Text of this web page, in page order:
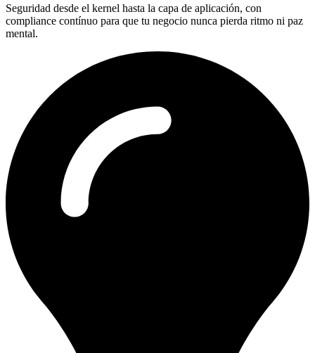
Seguridad desde el kernel hasta la capa de aplicación, con
compliance contínuo para que tu negocio nunca pierda ritmo ni paz
mental.